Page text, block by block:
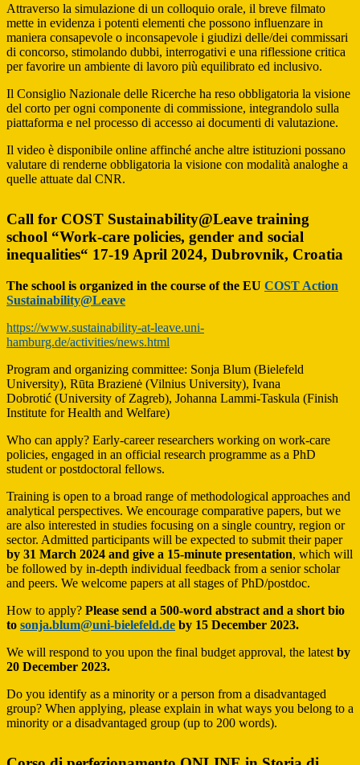
Attraverso la simulazione di un colloquio orale, il breve filmato
mette in evidenza i potenti elementi che possono influenzare in
maniera consapevole o inconsapevole i giudizi delle/dei commissari
di concorso, stimolando dubbi, interrogativi e una riflessione critica
per favorire un ambiente di lavoro più equilibrato ed inclusivo.
Il Consiglio Nazionale delle Ricerche ha reso obbligatoria la visione
del corto per ogni componente di commissione, integrandolo sulla
piattaforma e nel processo di accesso ai documenti di valutazione.
Il video è disponibile online affinché anche altre istituzioni possano
valutare di renderne obbligatoria la visione con modalità analoghe a
quelle attuate dal CNR.
Call for COST Sustainability@Leave training
school “Work-care policies, gender and social
inequalities“ 17-19 April 2024, Dubrovnik, Croatia
The school is organized in the course of the EU COST Action
Sustainability@Leave
https://www.sustainability-at-leave.uni-
hamburg.de/activities/news.html
Program and organizing committee: Sonja Blum (Bielefeld
University), Rūta Brazienė (Vilnius University), Ivana
Dobrotić (University of Zagreb), Johanna Lammi-Taskula (Finish
Institute for Health and Welfare)
Who can apply? Early-career researchers working on work-care
policies, engaged in an official research programme as a PhD
student or postdoctoral fellows.
Training is open to a broad range of methodological approaches and
analytical perspectives. We encourage comparative papers, but we
are also interested in studies focusing on a single country, region or
sector. Admitted participants will be expected to submit their paper
by 31 March 2024 and give a 15-minute presentation, which will
be followed by in-depth individual feedback from a senior scholar
and peers. We welcome papers at all stages of PhD/postdoc.
How to apply? Please send a 500-word abstract and a short bio
to sonja.blum@uni-bielefeld.de by 15 December 2023.
We will respond to you upon the final budget approval, the latest by
20 December 2023.
Do you identify as a minority or a person from a disadvantaged
group? When applying, please explain in what ways you belong to a
minority or a disadvantaged group (up to 200 words).